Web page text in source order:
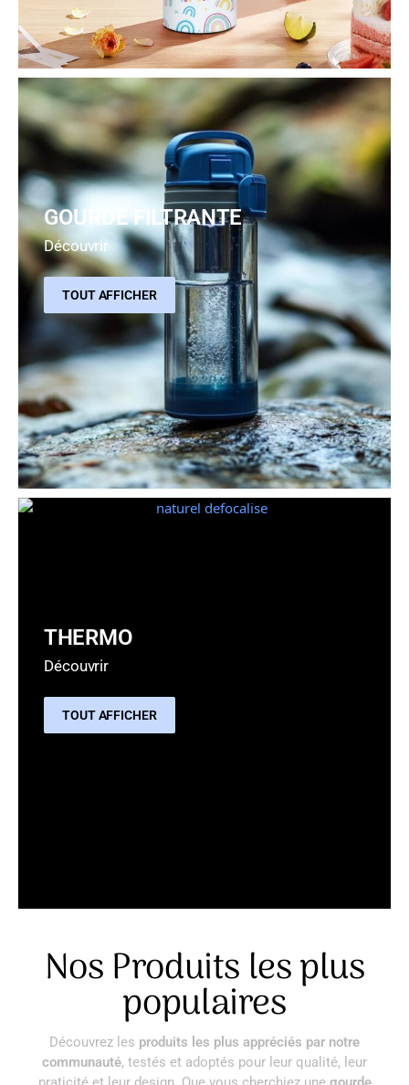
GOURDE FILTRANTE
Découvrir
TOUT AFFICHER
THERMO
Découvrir
TOUT AFFICHER
Nos Produits les plus
populaires
Découvrez les produits les plus appréciés par notre
communauté, testés et adoptés pour leur qualité, leur